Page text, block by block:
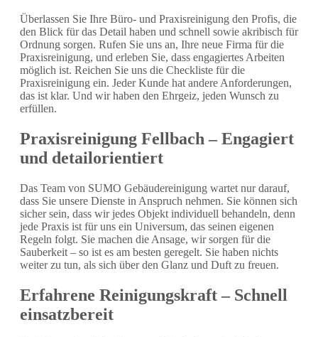
Überlassen Sie Ihre Büro- und Praxisreinigung den Profis, die
den Blick für das Detail haben und schnell sowie akribisch für
Ordnung sorgen. Rufen Sie uns an, Ihre neue Firma für die
Praxisreinigung, und erleben Sie, dass engagiertes Arbeiten
möglich ist. Reichen Sie uns die Checkliste für die
Praxisreinigung ein. Jeder Kunde hat andere Anforderungen,
das ist klar. Und wir haben den Ehrgeiz, jeden Wunsch zu
erfüllen.
Praxisreinigung Fellbach – Engagiert
und detailorientiert
Das Team von SUMO Gebäudereinigung wartet nur darauf,
dass Sie unsere Dienste in Anspruch nehmen. Sie können sich
sicher sein, dass wir jedes Objekt individuell behandeln, denn
jede Praxis ist für uns ein Universum, das seinen eigenen
Regeln folgt. Sie machen die Ansage, wir sorgen für die
Sauberkeit – so ist es am besten geregelt. Sie haben nichts
weiter zu tun, als sich über den Glanz und Duft zu freuen.
Erfahrene Reinigungskraft – Schnell
einsatzbereit